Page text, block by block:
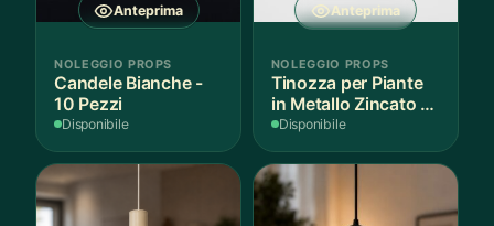
Anteprima
NOLEGGIO PROPS
Candele Bianche -
10 Pezzi
Disponibile
Anteprima
NOLEGGIO PROPS
Tinozza per Piante
in Metallo Zincato -
3 Pezzi
Disponibile